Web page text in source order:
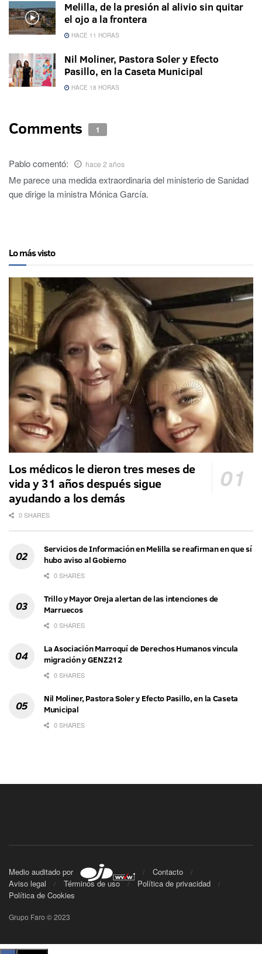
Melilla, de la presión al alivio sin quitar
el ojo a la frontera
HACE 11 HORAS
Nil Moliner, Pastora Soler y Efecto
Pasillo, en la Caseta Municipal
HACE 18 HORAS
Comments 1
Pablocomentó: hace 2 años
Me parece una medida extraordinaria del ministerio de Sanidad
que dirige la ministra Mónica García.
Lo más visto
Los médicos le dieron tres meses de
vida y 31 años después sigue
ayudando a los demás
0 SHARES
Servicios de Información en Melilla se reafirman en que sí
hubo aviso al Gobierno
0 SHARES
Trillo y Mayor Oreja alertan de las intenciones de
Marruecos
0 SHARES
La Asociación Marroquí de Derechos Humanos vincula
migración y GENZ212
0 SHARES
Nil Moliner, Pastora Soler y Efecto Pasillo, en la Caseta
Municipal
0 SHARES
Medio auditado por
Contacto
Aviso legal
Términos de uso
Política de privacidad
Política de Cookies
Grupo Faro © 2023